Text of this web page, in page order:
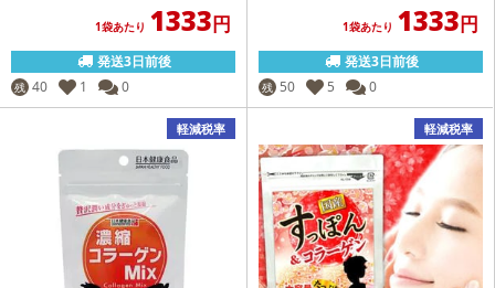
1袋あたり 1333円
発送3日前後
残 40 1 0
1袋あたり 1333円
発送3日前後
残 50 5 0
軽減税率 軽減税率